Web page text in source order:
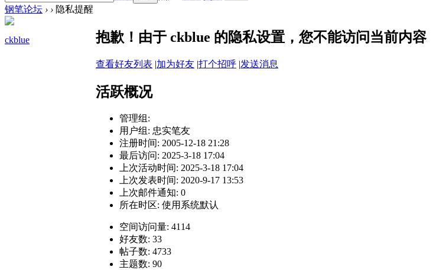
钢笔论坛 › › 隐私提醒
ckblue 抱歉！由于 ckblue 的隐私设置，您不能访问当前内容
查看好友列表 |加为好友 |打个招呼 |发送消息
活跃概况
管理组:
用户组: 忠实笔友
注册时间: 2005-12-18 21:28
最后访问: 2025-3-18 17:04
上次活动时间: 2025-3-18 17:04
上次发表时间: 2020-9-17 13:53
上次邮件通知: 0
所在时区: 使用系统默认
空间访问量: 4114
好友数: 33
帖子数: 4733
主题数: 90